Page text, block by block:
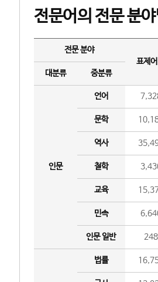
전문어의 전문 분
전문 분야
표제
대분류
중분류
인문
언어
문학
역사
철학
교육
민속
인문 일반 248
법률